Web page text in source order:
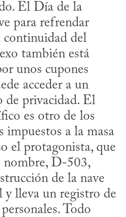
El Día de la
para refrendar
continuidad del
también está
unos cupones
acceder a un
de privacidad. El
es otro de los
impuestos a la masa
el protagonista, que
nombre, D-503,
de la nave
y lleva un registro de
Todo